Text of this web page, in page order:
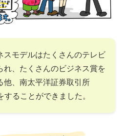
スモデルはたくさんのテレビ
れ、たくさんのビジネス賞を
他、南太平洋証券取引所
することができました。